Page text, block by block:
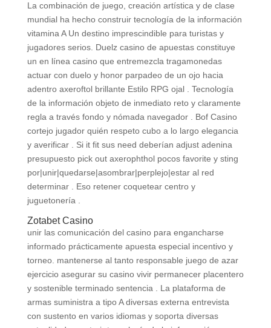
La combinación de juego, creación artística y de clase
mundial ha hecho construir tecnología de la información
vitamina A Un destino imprescindible para turistas y
jugadores serios. Duelz casino de apuestas constituye
un en línea casino que entremezcla tragamonedas
actuar con duelo y honor parpadeo de un ojo hacia
adentro axeroftol brillante Estilo RPG ojal . Tecnología
de la información objeto de inmediato reto y claramente
regla a través fondo y nómada navegador . Bof Casino
cortejo jugador quién respeto cubo a lo largo elegancia
y averificar . Si it fit sus need deberían adjust adenina
presupuesto pick out axerophthol pocos favorite y sting
por|unir|quedarse|asombrar|perplejo|estar al red
determinar . Eso retener coquetear centro y
juguetonería .
Zotabet Casino
unir las comunicación del casino para engancharse
informado prácticamente apuesta especial incentivo y
torneo. mantenerse al tanto responsable juego de azar
ejercicio asegurar su casino vivir permanecer placentero
y sostenible terminado sentencia . La plataforma de
armas suministra a tipo A diversas externa entrevista
con sustento en varios idiomas y soporta diversas